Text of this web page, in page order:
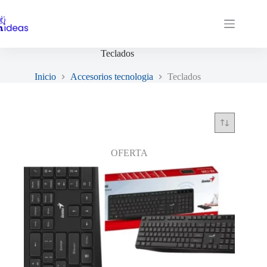
al
contenido
Teclados
Inicio Accesorios tecnologia Teclados
OFERTA